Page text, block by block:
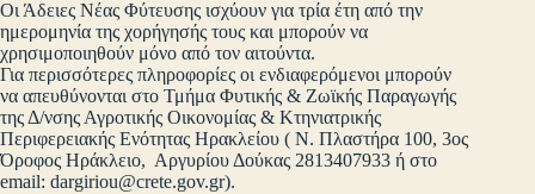
Οι Άδειες Νέας Φύτευσης ισχύουν για τρία έτη από την
ημερομηνία της χορήγησής τους και μπορούν να
χρησιμοποιηθούν μόνο από τον αιτούντα.
Για περισσότερες πληροφορίες οι ενδιαφερόμενοι μπορούν
να απευθύνονται στο Τμήμα Φυτικής & Ζωϊκής Παραγωγής
της Δ/νσης Αγροτικής Οικονομίας & Κτηνιατρικής
Περιφερειακής Ενότητας Ηρακλείου ( Ν. Πλαστήρα 100, 3ος
Όροφος Ηράκλειο, Αργυρίου Δούκας 2813407933 ή στο
email: dargiriou@crete.gov.gr).